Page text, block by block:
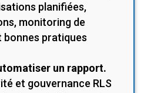
planifiées,
monitoring de
pratiques
un rapport.
et gouvernance RLS